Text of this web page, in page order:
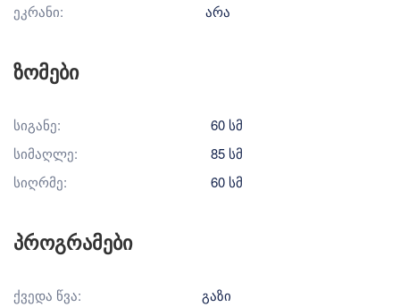
ეკრანი: არა
ზომები
სიგანე:
60 სმ
სიმაღლე:
85 სმ
სიღრმე:
60 სმ
პროგრამები
ქვედა წვა:
გაზი